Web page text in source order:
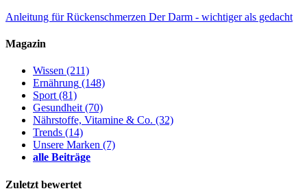
Anleitung für Rückenschmerzen Der Darm - wichtiger als gedacht
Magazin
Wissen (211)
Ernährung (148)
Sport(81)
Gesundheit(70)
Nährstoffe, Vitamine & Co. (32)
Trends (14)
Unsere Marken (7)
alle Beiträge
Zuletzt bewertet